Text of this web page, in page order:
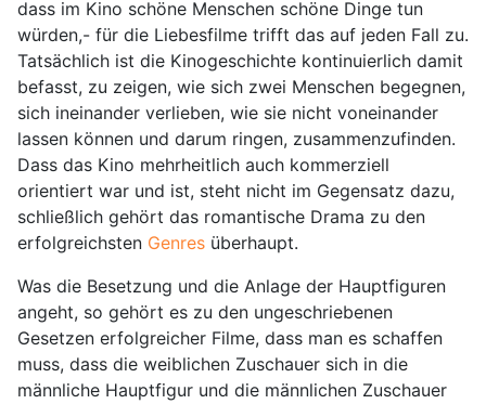
dass im Kino schöne Menschen schöne Dinge tun
würden,- für die Liebesfilme trifft das auf jeden Fall zu.
Tatsächlich ist die Kinogeschichte kontinuierlich damit
befasst, zu zeigen, wie sich zwei Menschen begegnen,
sich ineinander verlieben, wie sie nicht voneinander
lassen können und darum ringen, zusammenzufinden.
Dass das Kino mehrheitlich auch kommerziell
orientiert war und ist, steht nicht im Gegensatz dazu,
schließlich gehört das romantische Drama zu den
erfolgreichsten Genres überhaupt.
Was die Besetzung und die Anlage der Hauptfiguren
angeht, so gehört es zu den ungeschriebenen
Gesetzen erfolgreicher Filme, dass man es schaffen
muss, dass die weiblichen Zuschauer sich in die
männliche Hauptfigur und die männlichen Zuschauer